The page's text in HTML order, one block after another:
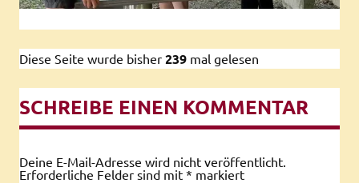
Diese Seite wurde bisher 239 mal gelesen
SCHREIBE EINEN KOMMENTAR
Deine E-Mail-Adresse wird nicht veröffentlicht.
Erforderliche Felder sind mit * markiert